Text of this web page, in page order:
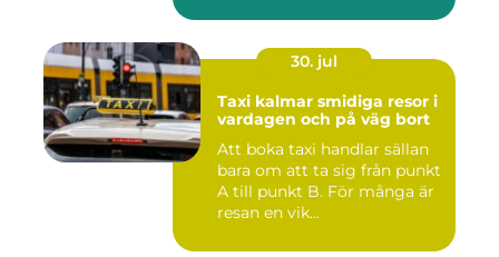
30. jul
Taxi kalmar smidiga resor i
vardagen och på väg bort
Att boka taxi handlar sällan
bara om att ta sig från punkt
A till punkt B. För många är
resan en vik...